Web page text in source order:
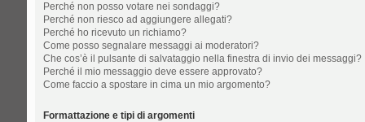
Perché non posso votare nei sondaggi?
Perché non riesco ad aggiungere allegati?
Perché ho ricevuto un richiamo?
Come posso segnalare messaggi ai moderatori?
Che cos’è il pulsante di salvataggio nella finestra di invio dei messaggi?
Perché il mio messaggio deve essere approvato?
Come faccio a spostare in cima un mio argomento?
Formattazione e tipi di argomenti